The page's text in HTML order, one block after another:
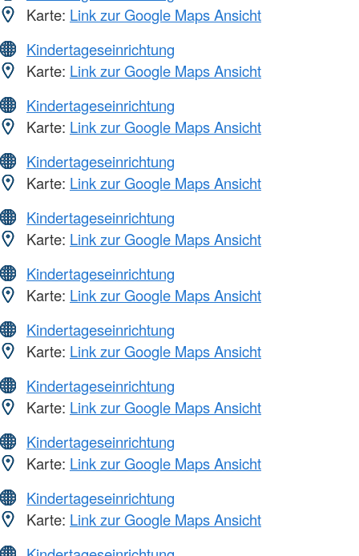
Karte: Link zur Google Maps Ansicht
Kindertageseinrichtung
Karte: Link zur Google Maps Ansicht
Kindertageseinrichtung
Karte: Link zur Google Maps Ansicht
Kindertageseinrichtung
Karte: Link zur Google Maps Ansicht
Kindertageseinrichtung
Karte: Link zur Google Maps Ansicht
Kindertageseinrichtung
Karte: Link zur Google Maps Ansicht
Kindertageseinrichtung
Karte: Link zur Google Maps Ansicht
Kindertageseinrichtung
Karte: Link zur Google Maps Ansicht
Kindertageseinrichtung
Karte: Link zur Google Maps Ansicht
Kindertageseinrichtung
Karte: Link zur Google Maps Ansicht